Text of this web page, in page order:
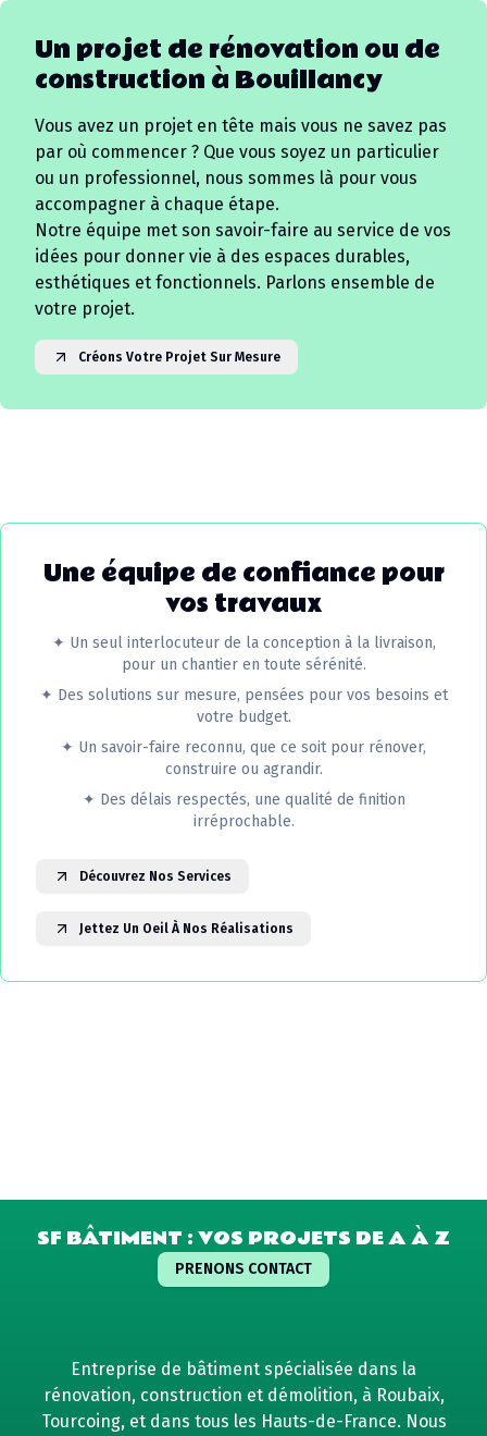
Un projet de rénovation ou de
construction à Bouillancy
Vous avez un projet en tête mais vous ne savez pas
par où commencer ? Que vous soyez un particulier
ou un professionnel, nous sommes là pour vous
accompagner à chaque étape.
Notre équipe met son savoir-faire au service de vos
idées pour donner vie à des espaces durables,
esthétiques et fonctionnels. Parlons ensemble de
votre projet.
Créons Votre Projet Sur Mesure
Une équipe de confiance pour
vos travaux
✦ Un seul interlocuteur de la conception à la livraison,
pour un chantier en toute sérénité.
✦ Des solutions sur mesure, pensées pour vos besoins et
votre budget.
✦ Un savoir-faire reconnu, que ce soit pour rénover,
construire ou agrandir.
✦ Des délais respectés, une qualité de finition
irréprochable.
Découvrez Nos Services
Jettez Un Oeil À Nos Réalisations
SF BÂTIMENT : VOS PROJETS DE A À Z
PRENONS CONTACT
Entreprise de bâtiment spécialisée dans la
rénovation, construction et démolition, à Roubaix,
Tourcoing, et dans tous les Hauts-de-France. Nous